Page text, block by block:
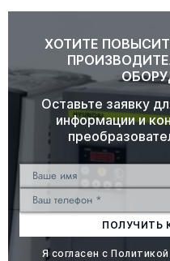
ХОТИТЕ
Оставьте заявку
информации и
ПОЛУЧИТЬ
Я согласен с